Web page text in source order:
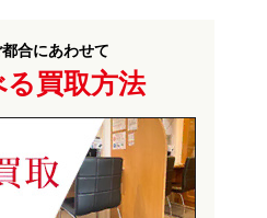
都合にあわせて
る買取方法